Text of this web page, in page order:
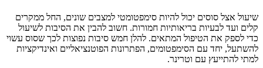
שיעול אצל סוסים יכול להיות סימפטומטי למצבים שונים, החל ממקרים
קלים ועד לבעיות בריאותיות חמורות. חשוב להבין את הסיבות לשיעול
כדי לספק את הטיפול המתאים. להלן חמש סיבות נפוצות לכך שסוס עשוי
להשתעל, יחד עם הסימפטומים, הפתרונות הפוטנציאליים ואינדיקציות
למתי להתייעץ עם וטרינר.